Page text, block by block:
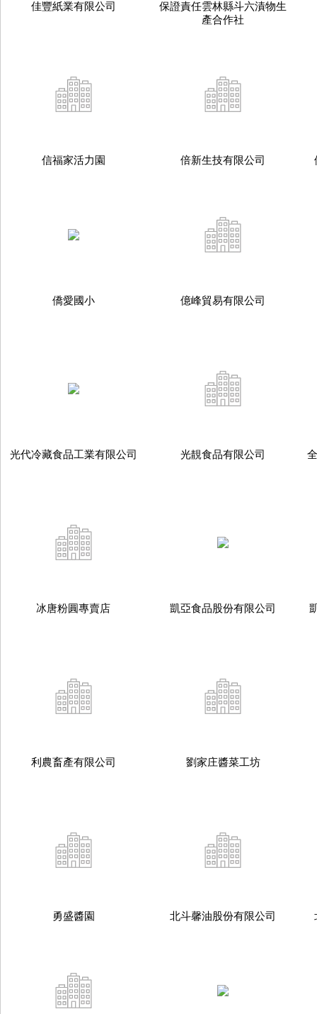
佳豐紙業有限公司
保證責任雲林縣斗六漬物生
產合作社
信福家活力園 倍新生技有限公司
僑愛國小 億峰貿易有限公司
光代冷藏食品工業有限公司 光靚食品有限公司
冰唐粉圓專賣店 凱亞食品股份有限公司
利農畜產有限公司 劉家庄醬菜工坊
勇盛醬園 北斗馨油股份有限公司